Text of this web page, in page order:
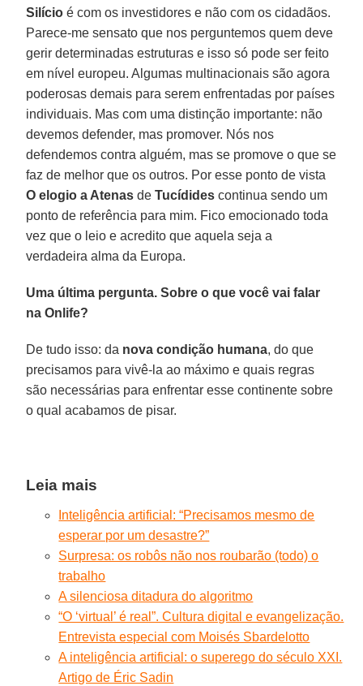
Silício é com os investidores e não com os cidadãos.
Parece-me sensato que nos perguntemos quem deve
gerir determinadas estruturas e isso só pode ser feito
em nível europeu. Algumas multinacionais são agora
poderosas demais para serem enfrentadas por países
individuais. Mas com uma distinção importante: não
devemos defender, mas promover. Nós nos
defendemos contra alguém, mas se promove o que se
faz de melhor que os outros. Por esse ponto de vista
O elogio a Atenasde Tucídides continua sendo um
ponto de referência para mim. Fico emocionado toda
vez que o leio e acredito que aquela seja a
verdadeira alma da Europa.
Uma última pergunta. Sobre o que você vai falar
na Onlife?
De tudo isso: da nova condição humana, do que
precisamos para vivê-la ao máximo e quais regras
são necessárias para enfrentar esse continente sobre
o qual acabamos de pisar.
Leia mais
Inteligência artificial: “Precisamos mesmo de
esperar por um desastre?”
Surpresa: os robôs não nos roubarão (todo) o
trabalho
A silenciosa ditadura do algoritmo
“O ‘virtual’ é real”. Cultura digital e evangelização.
Entrevista especial com Moisés Sbardelotto
A inteligência artificial: o superego do século XXI.
Artigo de Éric Sadin